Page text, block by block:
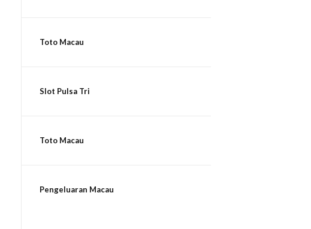
Toto Macau
Slot Pulsa Tri
Toto Macau
Pengeluaran Macau